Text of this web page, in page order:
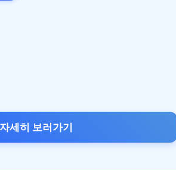
자세히 보러가기